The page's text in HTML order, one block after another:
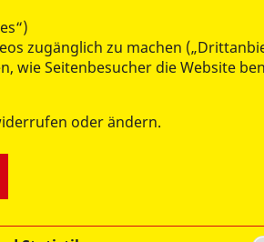
Mitglied werden
Spenden
RepairCafé
zugänglich zu machen
wie Seitenbesucher die Website
oder ändern.